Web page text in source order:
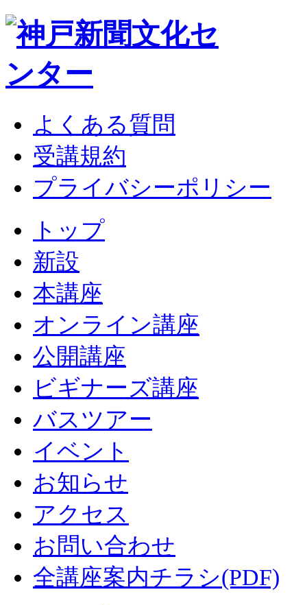
よくある質問
受講規約
プライバシーポリシー
トップ
新設
本講座
オンライン講座
公開講座
ビギナーズ講座
バスツアー
イベント
お知らせ
アクセス
お問い合わせ
全講座案内チラシ(PDF)